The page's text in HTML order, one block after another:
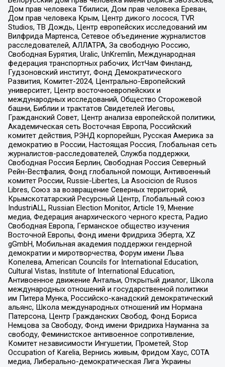
Дом прав человека Тбилиси, Дом прав человека Ереван,
Дом прав человека Крым, Центр дикого лосося, TVR
Studios, ТВ Дождь, Центр европейских исследований им
Вилфрида Мартенса, Сетевое объединение журналистов
расследователей, АЛЛАТРА, За свободную Россию,
Свободная Бурятия, Uralic, UnKremlin, Международная
федерация транспортных рабочих, ИстЧам Финланд,
Гудзоновский институт, Фонд Демократического
Развития, Комитет-2024, Центрально-Европейский
университет, Центр восточноевропейских и
международных исследований, Общество Сторожевой
башни, Библии и трактатов Свидетелей Иеговы,
Гражданский Совет, Центр анализа европейской политики,
Академическая сеть Восточная Европа, Российский
комитет действия, РЭНД корпорейшн, Русская Америка за
демократию в России, Настоящая Россия, Глобальная сеть
журналистов-расследователей, Служба поддержки,
Свободная Россия Берлин, Свободная Россия Северный
Рейн-Вестфалия, Фонд глобальной помощи, Антивоенный
комитет России, Russie-Libertes, La Asocicion de Rusos
Libres, Союз за возвращение Северных территорий,
Крымскотатарский Ресурсный Центр, Глобальный союз
IndustriALL, Russian Election Monitor, Article 19, Мнение
медиа, Федерация анархического черного креста, Радио
Свободная Европа, Германское общество изучения
Восточной Европы, Фонд имени Фридриха Эберта, XZ
gGmbH, Мобильная академия поддержки гендерной
демократии и миротворчества, Форум имени Льва
Копелева, American Councils for International Education,
Cultural Vistas, Institute of International Education,
Антивоенное движение Антальи, Открытый диалог, Школа
международных отношений и государственной политики
им Питера Мунка, Российско-канадский демократический
альянс, Школа международных отношений им Нормана
Патерсона, Центр Гражданских Свобод, Фонд Бориса
Немцова за Свободу, Фонд имени Фридриха Науманна за
свободу, Феминистское антивоенное сопротивление,
Комитет независимости Ингушетии, Прометей, Stop
Occupation of Karelia, Вернись живым, Фридом Хаус, СОТА
медиа, Либерально-демократическая Лига Украины